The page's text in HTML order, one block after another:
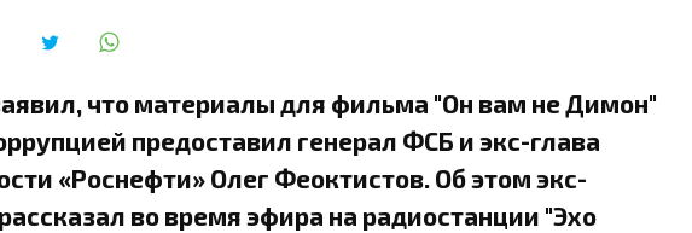
что материалы для фильма "Он вам не Димон"
предоставил генерал ФСБ и экс-глава
«Роснефти» Олег Феоктистов. Об этом экс-
во время эфира на радиостанции "Эхо